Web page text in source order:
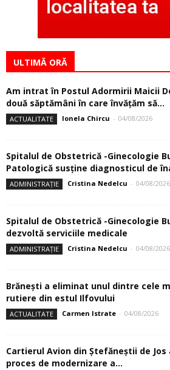
ULTIMĂ ORĂ
Am intrat în Postul Adormirii Maicii
două săptămâni în care învăţăm să...
ACTUALITATE Ionela Chircu - 04/08/2026
Spitalul de Obstetrică -Ginecologie
Patologică susţine diagnosticul de
ADMINISTRAȚIE Cristina Nedelcu - 04/08/2026
Spitalul de Obstetrică -Ginecologie
dezvoltă serviciile medicale
ADMINISTRAȚIE Cristina Nedelcu - 04/08/2026
Brănești a eliminat unul dintre cele
rutiere din estul Ilfovului
ACTUALITATE Carmen Istrate - 04/08/2026
Cartierul Avion din Ştefăneştii de
proces de modernizare a...